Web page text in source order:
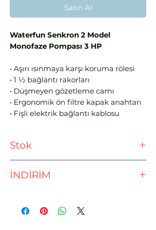
Satın Al
Waterfun Senkron 2 Model
Monofaze Pompası 3 HP
• Aşırı ısınmaya karşı koruma rölesi
• 1 ½ bağlantı rakorları
• Düşmeyen gözetleme camı
• Ergonomik ön filtre kapak anahtarı
• Fişli elektrik bağlantı kablosu
• Tuzlu suda kullanılabilir
Stok
lütfen stok sorunuz.
İNDİRİM